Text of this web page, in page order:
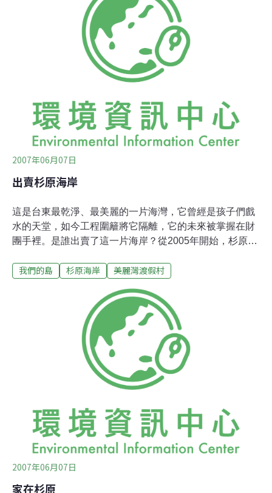
依法行政，絕無徇私圖利。如果合併超過1公頃，就必須
通過環評，否則縣政府不會讓業者動工。這個BOT案簽約
50年，預估台東縣政府可收取經營權利金、土地租金、所
得稅等超過5億2,000萬元。
2007年06月07日
出賣杉原海岸
這是台東最乾淨、最美麗的一片海灣，它曾經是孩子們戲
水的天堂，如今工程圍籬將它隔離，它的未來被掌握在財
團手裡。是誰出賣了這一片海岸？從2005年開始，杉原海
始進駐這一片台東最美麗的沙灘。民眾紛紛揣測圍籬內究
案揭曉。原來一棟5層樓的觀光飯店，將在這裡落腳。但
原本是公有的沙灘，為何會被私人財團所佔據？原來台東
縣政府為了增加縣政收入，將這片6公頃的沙灘以一個月3
萬元的租金及2%權利金，租給美麗華集團興建大型旅館，
這一租就是50年！工程默默地進行了兩年，直到最近才引
起環保團體關注。今年4月，台東當地環保人士林雲閣到
現場發現在大雨的沖刷下，廢棄土傾卸而下嚴重污染海
後，沙灘的表層恢復了原貌，但是原本平緩的地形現在卻
變得高聳，當地居民與環保團體懷疑施工單位只是
我們的島 杉原海岸 美麗灣渡假村
2007年06月07日
家在杉原